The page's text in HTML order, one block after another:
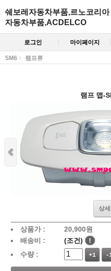
쉐보레자동차부품,르노코리아
자동차부품,ACDELCO
로그인 마이페이지
SM6 램프류
램프 맵-
상세
상품가 : 20,900원
배송비 :
(조건)
!
수량 :
+1 -